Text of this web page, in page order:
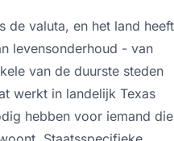
de valuta, en het land heeft
levensonderhoud - van
van de duurste steden
werkt in landelijk Texas
hebben voor iemand die